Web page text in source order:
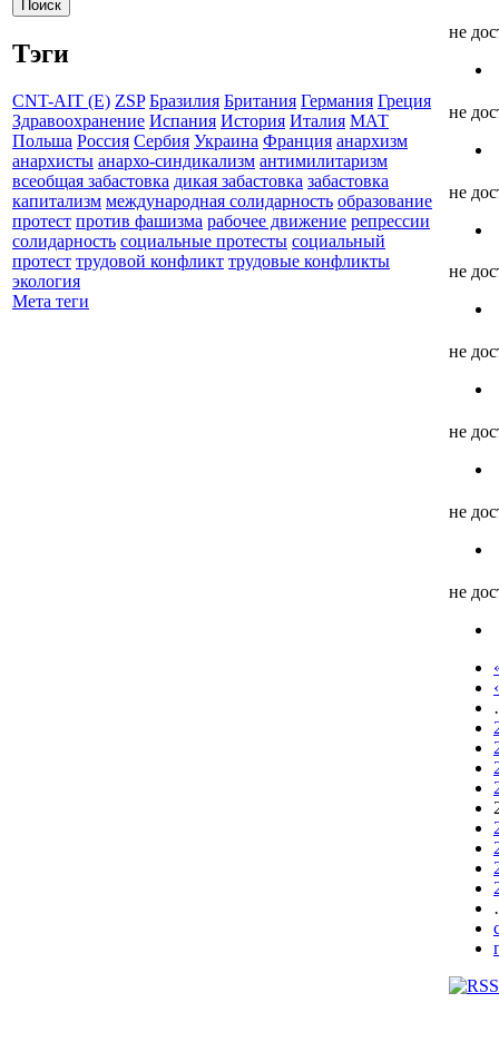
Тэги
CNT-AIT (E) ZSP Бразилия Британия Германия Греция
Здравоохранение Испания История Италия МАТ
Польша Россия Сербия Украина Франция анархизм
анархисты анархо-синдикализм антимилитаризм
всеобщая забастовка дикая забастовка забастовка
капитализм международная солидарность образование
протест против фашизма рабочее движение репрессии
солидарность социальные протесты социальный
протест трудовой конфликт трудовые конфликты
экология
Мета теги
не
не
не
не
не
не
не
не